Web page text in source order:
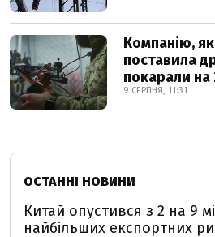
Компанію,
поставила
покарали на
9 СЕРПНЯ, 11:31
ОСТАННІ НОВИНИ
Китай опустився з 2 на 9
найбільших експортних